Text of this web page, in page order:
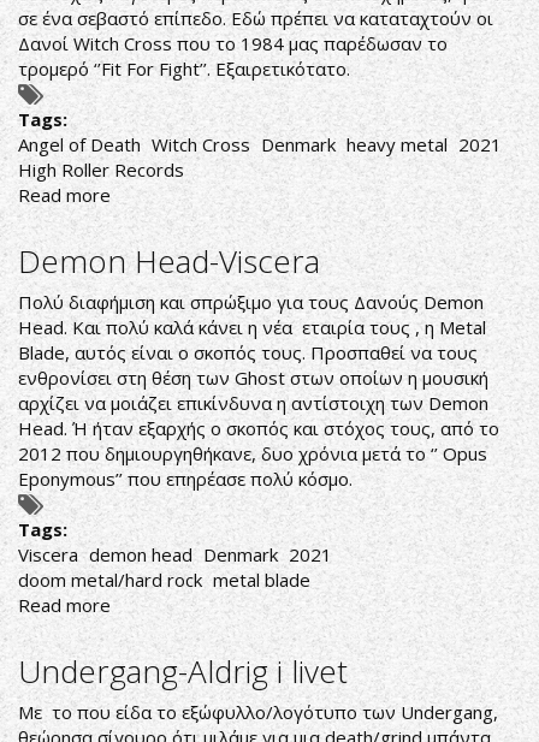
σε ένα σεβαστό επίπεδο. Εδώ πρέπει να καταταχτούν οι
Δανοί Witch Cross που το 1984 μας παρέδωσαν το
τρομερό ‘’Fit For Fight’’. Εξαιρετικότατο.
Tags:
Angel of Death Witch Cross Denmark heavy metal 2021
High Roller Records
Read more about
Witch
Cross-
Angel
of
Death
Demon Head-Viscera
Πολύ διαφήμιση και σπρώξιμο για τους Δανούς Demon
Head. Και πολύ καλά κάνει η νέα εταιρία τους , η Metal
Blade, αυτός είναι ο σκοπός τους. Προσπαθεί να τους
ενθρονίσει στη θέση των Ghost στων οποίων η μουσική
αρχίζει να μοιάζει επικίνδυνα η αντίστοιχη των Demon
Head. Ή ήταν εξαρχής ο σκοπός και στόχος τους, από το
2012 που δημιουργηθήκανε, δυο χρόνια μετά το ‘’ Opus
Eponymous’’ που επηρέασε πολύ κόσμο.
Tags:
Viscera demon head Denmark 2021
doom metal/hard rock metal blade
Read moreabout
Demon
Head-
Viscera
Undergang-Aldrig i livet
Με το που είδα το εξώφυλλο/λογότυπο των Undergang,
θεώρησα σίγουρο ότι μιλάμε για μια death/grind μπάντα.